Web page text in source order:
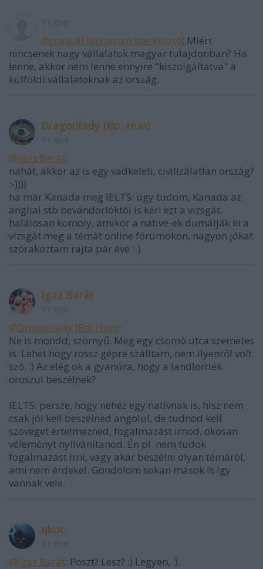
@maxval bircaman szerkesztő: Miért
nincsenek nagy vállalatok magyar tulajdonban? Ha
lenne, akkor nem lenne ennyire "kiszolgáltatva" a
külföldi vállalatoknak az ország.
Dragonlady (Bp, Hun)
@Igaz Barát:
nahát, akkor az is egy vadkeleti, civilizálatlan ország?
:-))))
ha már Kanada meg IELTS: úgy tudom, Kanada az
angliai stb bevándorlóktól is kéri ezt a vizsgát.
halálosan komoly, amikor a native-ek dumálják ki a
vizsgát meg a témát online fórumokon, nagyon jókat
szórakoztam rajta pár éve :-)
Igaz Barát
@Dragonlady (Bp, Hun):
Ne is mondd, szörnyű. Meg egy csomó utca szemetes
is. Lehet hogy rossz gépre szálltam, nem ilyenről volt
szó. :) Az elég ok a gyanúra, hogy a landlordék
oroszul beszélnek?
IELTS: persze, hogy nehéz egy natívnak is, hisz nem
csak jól kell beszélned angolul, de tudnod kell
szöveget értelmezned, fogalmazást írnod, okosan
véleményt nyilvánítanod. Én pl. nem tudok
fogalmazást írni, vagy akár beszélni olyan témáról,
ami nem érdekel. Gondolom sokan mások is így
vannak vele.
qkuc
@Igaz Barát: Poszt? Lesz? :) Legyen, :).